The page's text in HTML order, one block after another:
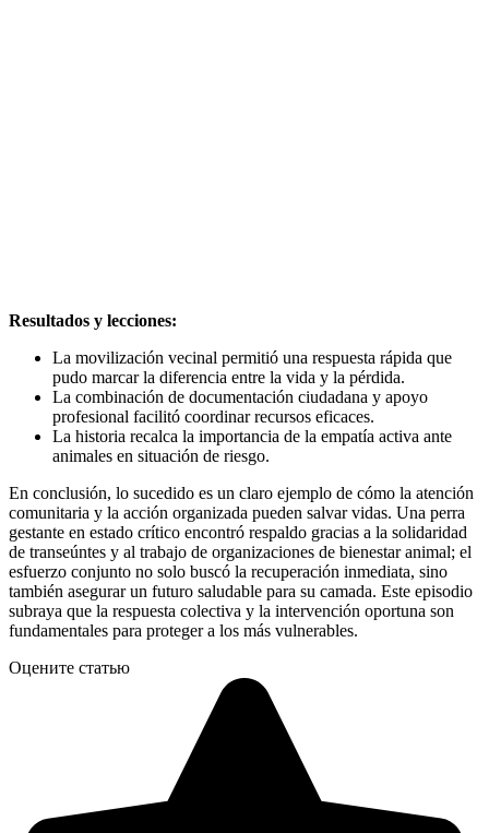
Resultados y lecciones:
La movilización vecinal permitió una respuesta rápida que
pudo marcar la diferencia entre la vida y la pérdida.
La combinación de documentación ciudadana y apoyo
profesional facilitó coordinar recursos eficaces.
La historia recalca la importancia de la empatía activa ante
animales en situación de riesgo.
En conclusión, lo sucedido es un claro ejemplo de cómo la atención
comunitaria y la acción organizada pueden salvar vidas. Una perra
gestante en estado crítico encontró respaldo gracias a la solidaridad
de transeúntes y al trabajo de organizaciones de bienestar animal; el
esfuerzo conjunto no solo buscó la recuperación inmediata, sino
también asegurar un futuro saludable para su camada. Este episodio
subraya que la respuesta colectiva y la intervención oportuna son
fundamentales para proteger a los más vulnerables.
Оцените статью